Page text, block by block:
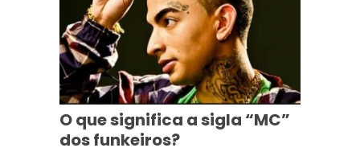
O que significa a sigla “MC”
dos funkeiros?